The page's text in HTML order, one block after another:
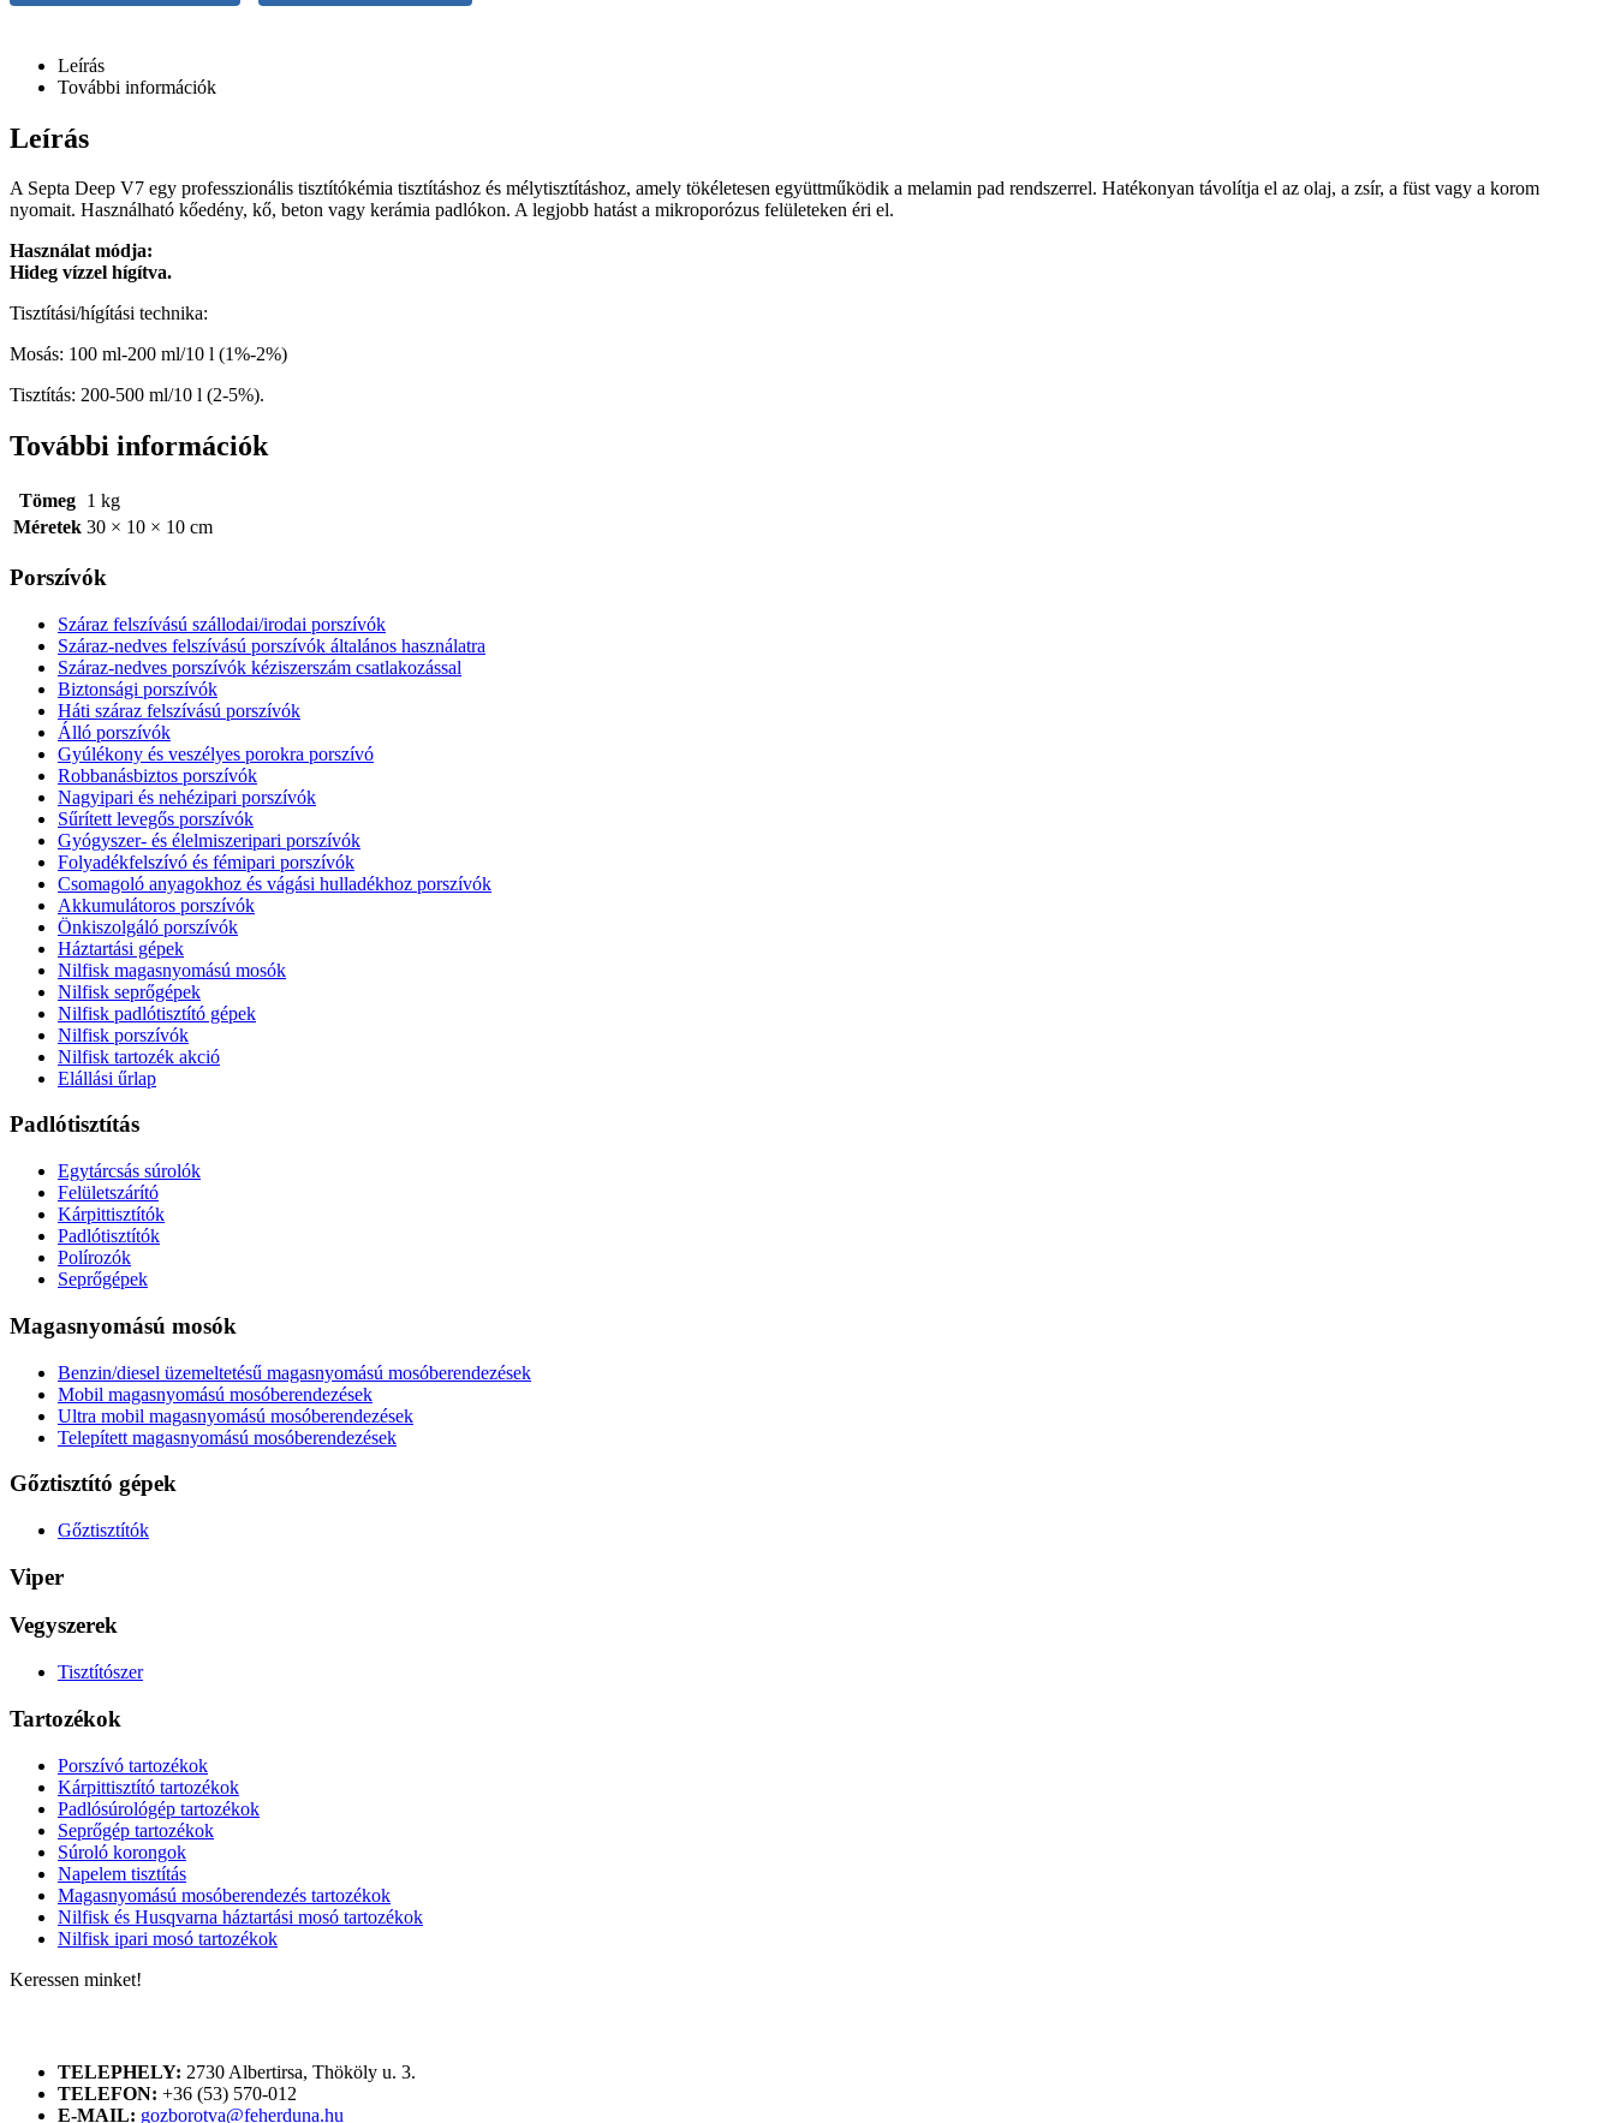
Leírás
További információk
Leírás
A Septa Deep V7 egy professzionális tisztítókémia tisztításhoz és mélytisztításhoz, amely tökéletesen együttműködik a melamin pad rendszerrel. Hatékonyan távolítja el az olaj, a zsír, a füst vagy a korom
nyomait. Használható kőedény, kő, beton vagy kerámia padlókon. A legjobb hatást a mikroporózus felületeken éri el.
Használat módja:
Hideg vízzel hígítva.
Tisztítási/hígítási technika:
Mosás: 100 ml-200 ml/10 l (1%-2%)
Tisztítás: 200-500 ml/10 l (2-5%).
További információk
Tömeg 1 kg
Méretek 30 × 10 × 10 cm
Porszívók
Száraz felszívású szállodai/irodai porszívók
Száraz-nedves felszívású porszívók általános használatra
Száraz-nedves porszívók kéziszerszám csatlakozással
Biztonsági porszívók
Háti száraz felszívású porszívók
Álló porszívók
Gyúlékony és veszélyes porokra porszívó
Robbanásbiztos porszívók
Nagyipari és nehézipari porszívók
Sűrített levegős porszívók
Gyógyszer- és élelmiszeripari porszívók
Folyadékfelszívó és fémipari porszívók
Csomagoló anyagokhoz és vágási hulladékhoz porszívók
Akkumulátoros porszívók
Önkiszolgáló porszívók
Háztartási gépek
Nilfisk magasnyomású mosók
Nilfisk seprőgépek
Nilfisk padlótisztító gépek
Nilfisk porszívók
Nilfisk tartozék akció
Elállási űrlap
Padlótisztítás
Egytárcsás súrolók
Felületszárító
Kárpittisztítók
Padlótisztítók
Polírozók
Seprőgépek
Magasnyomású mosók
Benzin/diesel üzemeltetésű magasnyomású mosóberendezések
Mobil magasnyomású mosóberendezések
Ultra mobil magasnyomású mosóberendezések
Telepített magasnyomású mosóberendezések
Gőztisztító gépek
Gőztisztítók
Viper
Vegyszerek
Tisztítószer
Tartozékok
Porszívó tartozékok
Kárpittisztító tartozékok
Padlósúrológép tartozékok
Seprőgép tartozékok
Súroló korongok
Napelem tisztítás
Magasnyomású mosóberendezés tartozékok
Nilfisk és Husqvarna háztartási mosó tartozékok
Nilfisk ipari mosó tartozékok
Keressen minket!
TELEPHELY: 2730 Albertirsa, Thököly u. 3.
TELEFON: +36 (53) 570-012
E-MAIL: gozborotva@feherduna.hu